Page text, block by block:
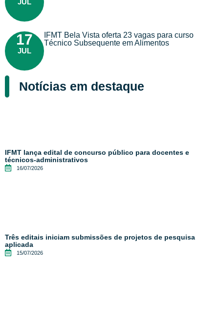
17
JUL
IFMT Bela Vista oferta 23 vagas para curso
Técnico Subsequente em Alimentos
Notícias em destaque
IFMT lança edital de concurso público para docentes e
técnicos-administrativos
16/07/2026
Três editais iniciam submissões de projetos de pesquisa
aplicada
15/07/2026